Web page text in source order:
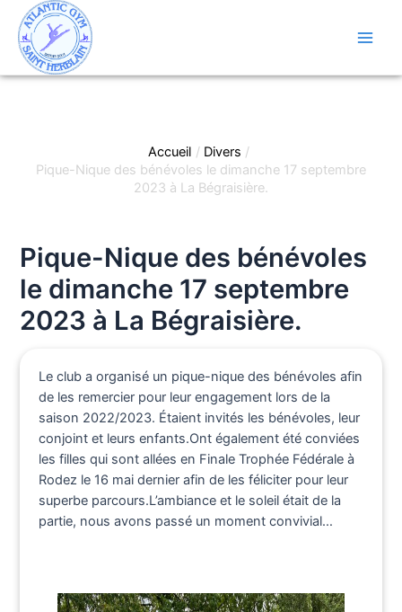
contenu
Accueil
Divers
Pique-Nique des bénévoles le dimanche 17 septembre
2023 à La Bégraisière.
Pique-Nique des bénévoles
le dimanche 17 septembre
2023 à La Bégraisière.
Le club a organisé un pique-nique des bénévoles afin
de les remercier pour leur engagement lors de la
saison 2022/2023. Étaient invités les bénévoles, leur
conjoint et leurs enfants.Ont également été conviées
les filles qui sont allées en Finale Trophée Fédérale à
Rodez le 16 mai dernier afin de les féliciter pour leur
superbe parcours.L’ambiance et le soleil était de la
partie, nous avons passé un moment convivial…